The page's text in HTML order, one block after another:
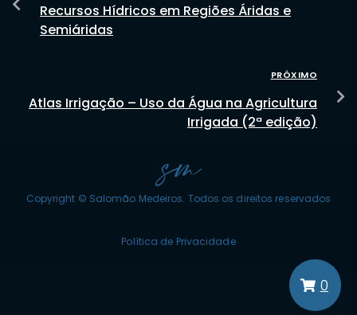
Recursos Hídricos em Regiões Áridas e
Semiáridas
PRÓXIMO
Atlas Irrigação – Uso da Água na Agricultura
Irrigada (2ª edição)
Copyright © Salomão Medeiros. Todos os direitos reservados
Política de Privacidade
0